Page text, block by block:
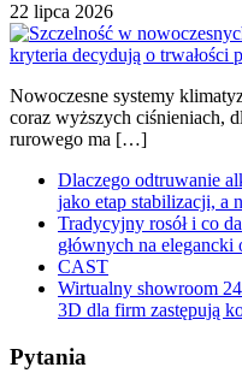
22 lipca 2026
Nowoczesne systemy
coraz wyższych ciśnieniach,
rurowego ma […]
Dlaczego odtruwanie
jako etap stabilizacji, a
Tradycyjny rosół i co
głównych na elegancki
CAST
Wirtualny showroom
3D dla firm zastępują
Pytania